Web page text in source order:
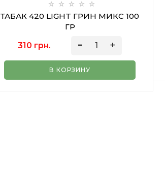
ТАБАК 420 LIGHT ГРИН МИКС 100
ГР
310 грн.
В КОРЗИНУ